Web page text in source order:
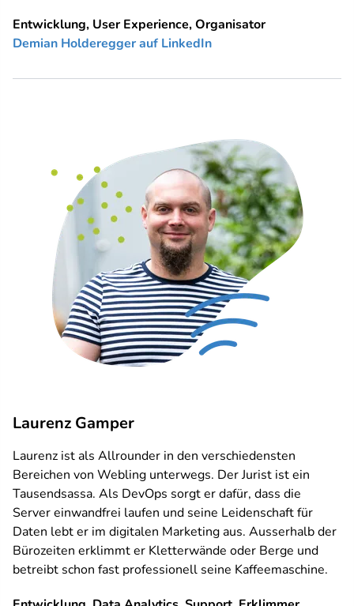
Entwicklung, User Experience, Organisator
Demian Holderegger auf LinkedIn
Laurenz Gamper
Laurenz ist als Allrounder in den verschiedensten
Bereichen von Webling unterwegs. Der Jurist ist ein
Tausendsassa. Als DevOps sorgt er dafür, dass die
Server einwandfrei laufen und seine Leidenschaft für
Daten lebt er im digitalen Marketing aus. Ausserhalb der
Bürozeiten erklimmt er Kletterwände oder Berge und
betreibt schon fast professionell seine Kaffeemaschine.